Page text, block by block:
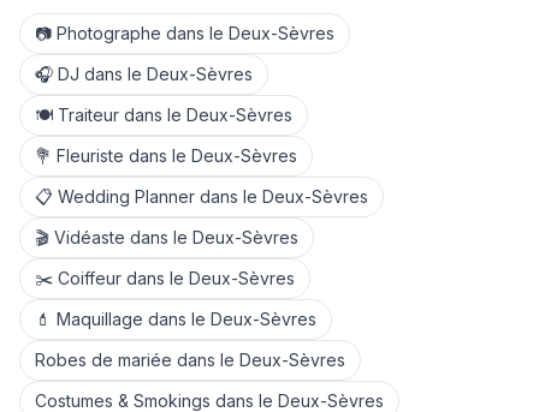
📷 Photographe dans le Deux-Sèvres
🎧 DJ dans le Deux-Sèvres
🍽️ Traiteur dans le Deux-Sèvres
💐 Fleuriste dans le Deux-Sèvres
📋 Wedding Planner dans le Deux-Sèvres
🎬 Vidéaste dans le Deux-Sèvres
✂️ Coiffeur dans le Deux-Sèvres
💄 Maquillage dans le Deux-Sèvres
Robes de mariée dans le Deux-Sèvres
Costumes & Smokings dans le Deux-Sèvres